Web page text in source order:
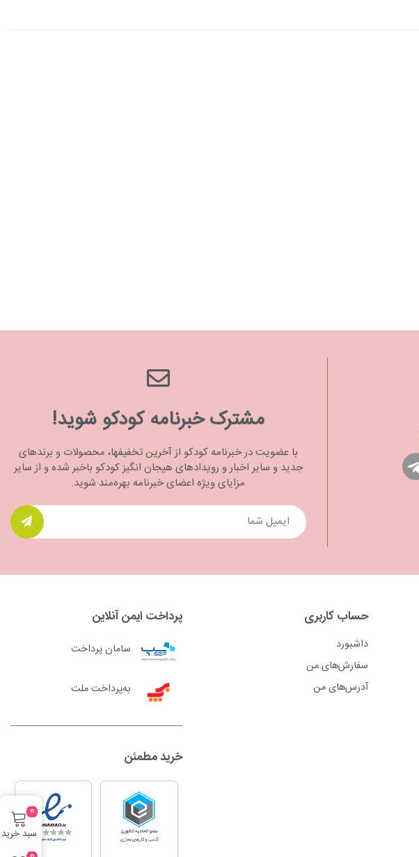
مشترک خبرنامه کودکو شوید!
با عضویت در خبرنامه کودکو از آخرین تخفیفها، محصولات و برندهای
جدید و سایر اخبار و رویدادهای هیجان انگیز کودکو باخبر شده و از سایر
مزایای ویژه اعضای خبرنامه بهره‌مند شوید.
حساب کاربری
داشبورد
سفارش‌های من
آدرس‌های من
پرداخت ایمن آنلاین
سامان پرداخت
به‌پرداخت ملت
خرید مطمئن
سبد خرید
0